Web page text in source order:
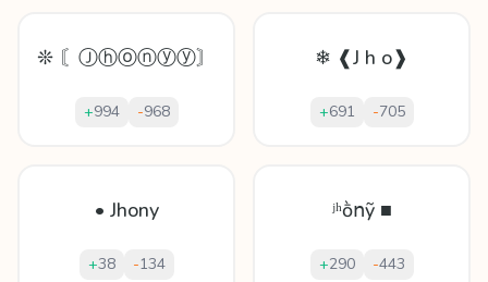
❊ 〘Ⓙⓗⓞⓝⓨⓨ〙
+994 -968
❄ ❰J h o❱
+691 -705
• Jhony
+38 -134
ʲʰṑոỹ ■
+290 -443